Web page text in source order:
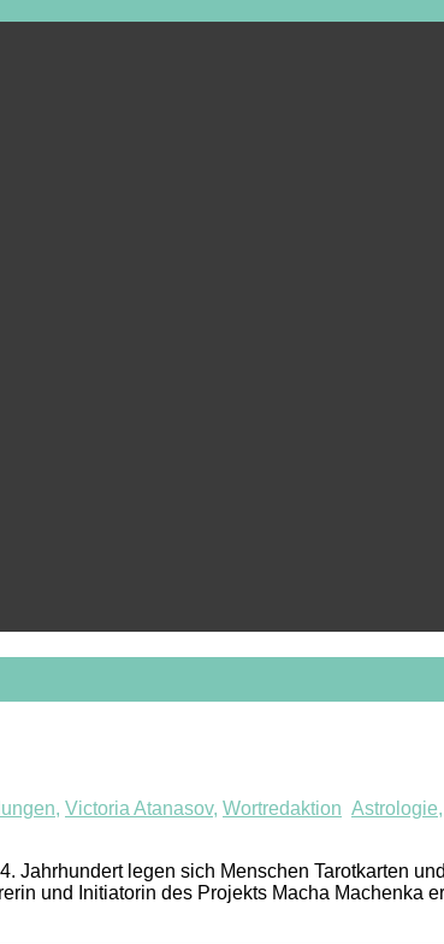
, Victoria Atanasov, Wortredaktion Astrologie,
Jahrhundert legen sich Menschen Tarotkarten
und Initiatorin des Projekts Macha Machenka